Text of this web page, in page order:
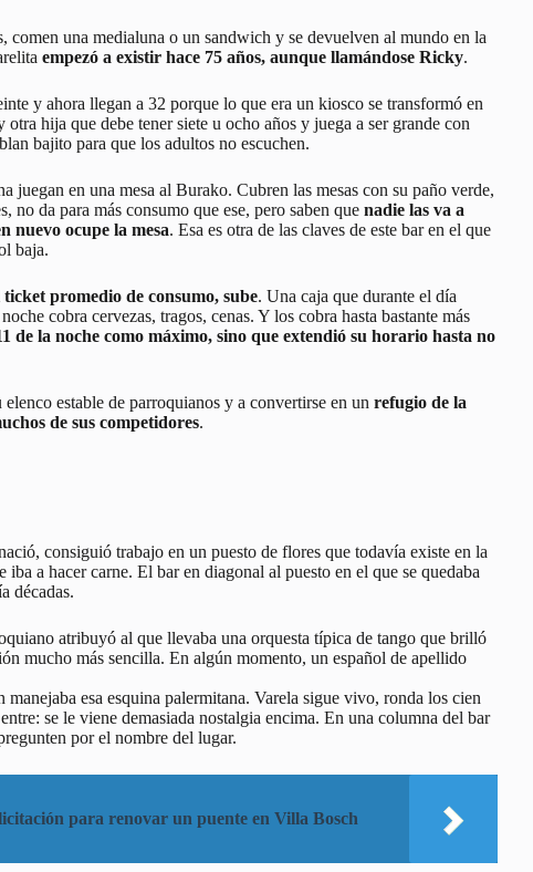
comen una medialuna o un sandwich y se devuelven al mundo en la
empezó a existir hace 75 años, aunque llamándose Ricky.
y ahora llegan a 32 porque lo que era un kiosco se transformó en
hija que debe tener siete u ocho años y juega a ser grande con
bajito para que los adultos no escuchen.
juegan en una mesa al Burako. Cubren las mesas con su paño verde,
no da para más consumo que ese, pero saben que nadie las va a
nuevo ocupe la mesa. Esa es otra de las claves de este bar en el que
baja.
promedio de consumo, sube. Una caja que durante el día
cobra cervezas, tragos, cenas. Y los cobra hasta bastante más
de la noche como máximo, sino que extendió su horario hasta no
estable de parroquianos y a convertirse en un refugio de la
de sus competidores.
consiguió trabajo en un puesto de flores que todavía existe en la
a hacer carne. El bar en diagonal al puesto en el que se quedaba
décadas.
atribuyó al que llevaba una orquesta típica de tango que brilló
mucho más sencilla. En algún momento, un español de apellido
esa esquina palermitana. Varela sigue vivo, ronda los cien
se le viene demasiada nostalgia encima. En una columna del bar
por el nombre del lugar.
para renovar un puente en Villa Bosch